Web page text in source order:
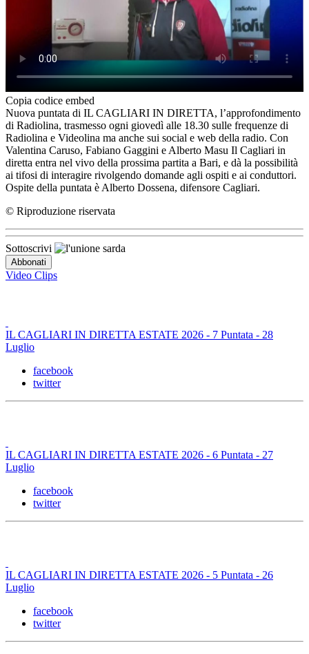
Copia codice embed
Nuova puntata di IL CAGLIARI IN DIRETTA, l’approfondimento
di Radiolina, trasmesso ogni giovedì alle 18.30 sulle frequenze di
Radiolina e Videolina ma anche sui social e web della radio. Con
Valentina Caruso, Fabiano Gaggini e Alberto Masu Il Cagliari in
diretta entra nel vivo della prossima partita a Bari, e dà la possibilità
ai tifosi di interagire rivolgendo domande agli ospiti e ai conduttori.
Ospite della puntata è Alberto Dossena, difensore Cagliari.
© Riproduzione riservata
Sottoscrivi
Video Clips
IL CAGLIARI IN DIRETTA ESTATE 2026 - 7 Puntata - 28
Luglio
facebook
twitter
IL CAGLIARI IN DIRETTA ESTATE 2026 - 6 Puntata - 27
Luglio
facebook
twitter
IL CAGLIARI IN DIRETTA ESTATE 2026 - 5 Puntata - 26
Luglio
facebook
twitter